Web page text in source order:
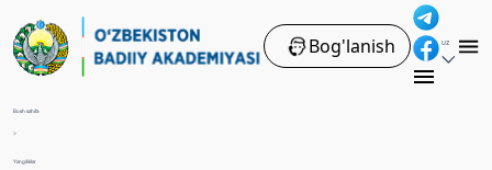
Bog'lanish UZ
Bosh sahifa
>
Yangiliklar